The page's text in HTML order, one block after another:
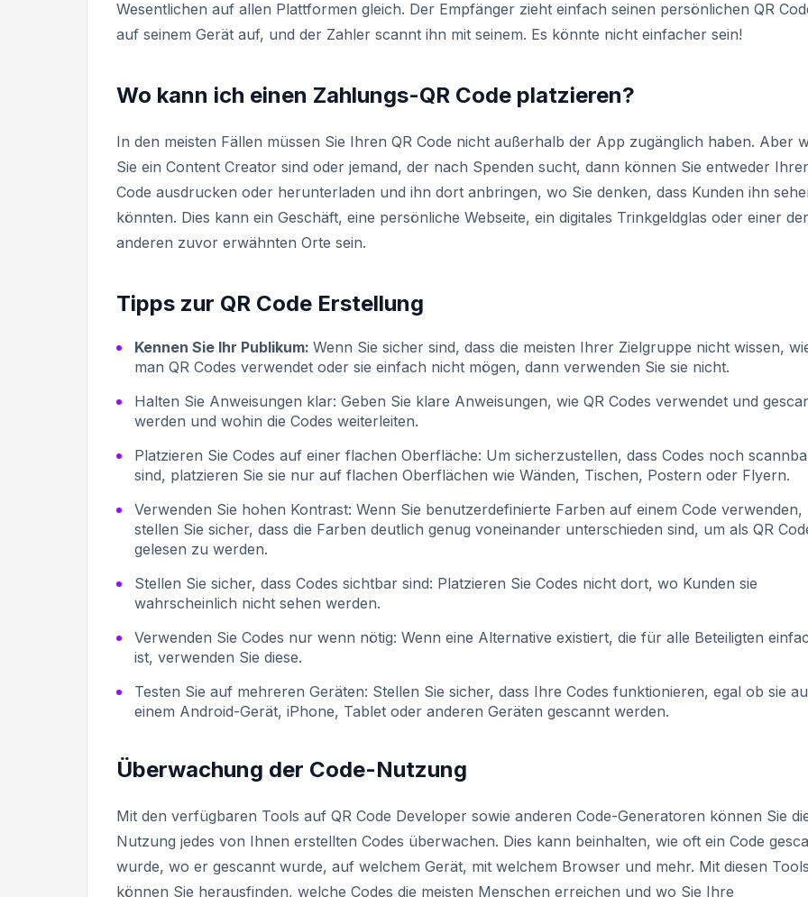
Wesentlichen auf allen Plattformen gleich. Der Empfänger zieht einfach seinen persönlichen QR
auf seinem Gerät auf, und der Zahler scannt ihn mit seinem. Es könnte nicht einfacher sein!
Wo kann ich einen Zahlungs-QR Code platzieren?
In den meisten Fällen müssen Sie Ihren QR Code nicht außerhalb der App zugänglich haben. Aber
Sie ein Content Creator sind oder jemand, der nach Spenden sucht, dann können Sie entweder
Code ausdrucken oder herunterladen und ihn dort anbringen, wo Sie denken, dass Kunden ihn
könnten. Dies kann ein Geschäft, eine persönliche Webseite, ein digitales Trinkgeldglas oder einer der
anderen zuvor erwähnten Orte sein.
Tipps zur QR Code Erstellung
Kennen Sie Ihr Publikum: Wenn Sie sicher sind, dass die meisten Ihrer Zielgruppe nicht wissen,
man QR Codes verwendet oder sie einfach nicht mögen, dann verwenden Sie sie nicht.
Halten Sie Anweisungen klar: Geben Sie klare Anweisungen, wie QR Codes verwendet und
werden und wohin die Codes weiterleiten.
Platzieren Sie Codes auf einer flachen Oberfläche: Um sicherzustellen, dass Codes noch
sind, platzieren Sie sie nur auf flachen Oberflächen wie Wänden, Tischen, Postern oder Flyern.
Verwenden Sie hohen Kontrast: Wenn Sie benutzerdefinierte Farben auf einem Code verwenden,
stellen Sie sicher, dass die Farben deutlich genug voneinander unterschieden sind, um als QR
gelesen zu werden.
Stellen Sie sicher, dass Codes sichtbar sind: Platzieren Sie Codes nicht dort, wo Kunden sie
wahrscheinlich nicht sehen werden.
Verwenden Sie Codes nur wenn nötig: Wenn eine Alternative existiert, die für alle Beteiligten
ist, verwenden Sie diese.
Testen Sie auf mehreren Geräten: Stellen Sie sicher, dass Ihre Codes funktionieren, egal ob sie
einem Android-Gerät, iPhone, Tablet oder anderen Geräten gescannt werden.
Überwachung der Code-Nutzung
Mit den verfügbaren Tools auf QR Code Developer sowie anderen Code-Generatoren können Sie
Nutzung jedes von Ihnen erstellten Codes überwachen. Dies kann beinhalten, wie oft ein Code
wurde, wo er gescannt wurde, auf welchem Gerät, mit welchem Browser und mehr. Mit diesen Tools
können Sie herausfinden, welche Codes die meisten Menschen erreichen und wo Sie Ihre